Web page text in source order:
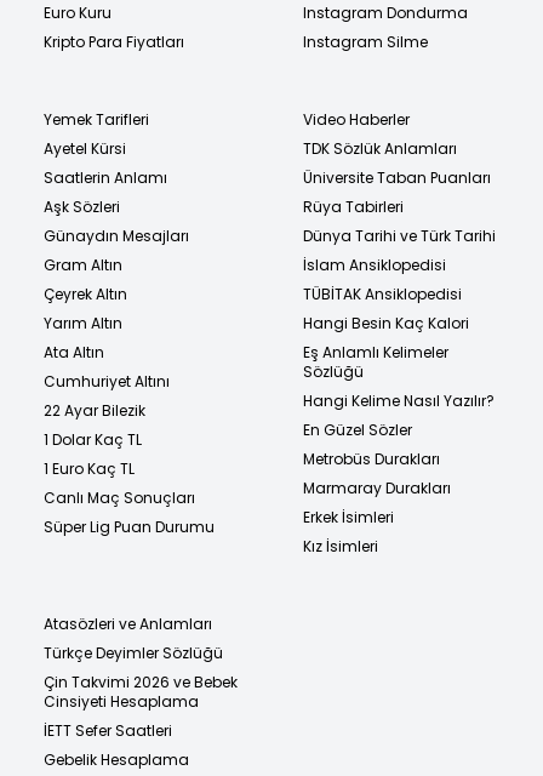
Euro Kuru
Kripto Para Fiyatları
Instagram Dondurma
Instagram Silme
Yemek Tarifleri
Ayetel Kürsi
Saatlerin Anlamı
Aşk Sözleri
Günaydın Mesajları
Gram Altın
Çeyrek Altın
Yarım Altın
Ata Altın
Cumhuriyet Altını
22 Ayar Bilezik
1 Dolar Kaç TL
1 Euro Kaç TL
Canlı Maç Sonuçları
Süper Lig Puan Durumu
Video Haberler
TDK Sözlük Anlamları
Üniversite Taban Puanları
Rüya Tabirleri
Dünya Tarihi ve Türk Tarihi
İslam Ansiklopedisi
TÜBİTAK Ansiklopedisi
Hangi Besin Kaç Kalori
Eş Anlamlı Kelimeler
Sözlüğü
Hangi Kelime Nasıl Yazılır?
En Güzel Sözler
Metrobüs Durakları
Marmaray Durakları
Erkek İsimleri
Kız İsimleri
Atasözleri ve Anlamları
Türkçe Deyimler Sözlüğü
Çin Takvimi 2026 ve Bebek
Cinsiyeti Hesaplama
İETT Sefer Saatleri
Gebelik Hesaplama